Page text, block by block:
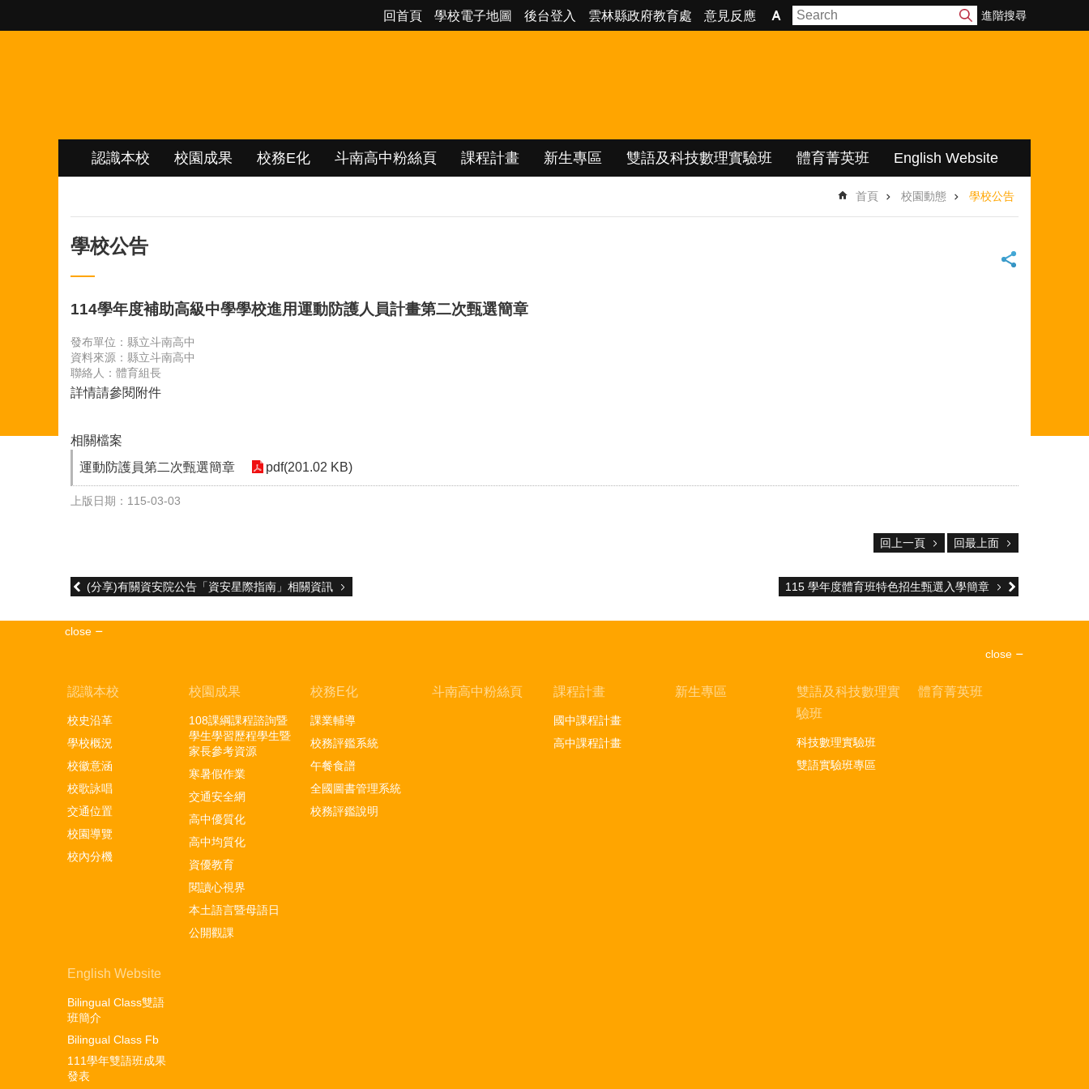
回首頁 學校電子地圖 後台登入 雲林縣政府教育處 意見反應 進階搜尋
認識本校 校園成果 校務E化 斗南高中粉絲頁 課程計畫 新生專區 雙語及科技數理實驗班 體育菁英班 English Website
首頁 校園動態 學校公告
學校公告
114學年度補助高級中學學校進用運動防護人員計畫第二次甄選簡章
發布單位：縣立斗南高中
資料來源：縣立斗南高中
聯絡人：體育組長
詳情請參閱附件
相關檔案
運動防護員第二次甄選簡章
pdf(201.02 KB)
上版日期：115-03-03
回上一頁 回最上面
(分享)有關資安院公告「資安星際指南」相關資訊 115 學年度體育班特色招生甄選入學簡章
close
close
認識本校
校史沿革
學校概況
校徽意涵
校歌詠唱
交通位置
校園導覽
校內分機
校園成果
108課綱課程諮詢暨
學生學習歷程學生暨
家長參考資源
寒暑假作業
交通安全網
高中優質化
高中均質化
資優教育
閱讀心視界
本土語言暨母語日
公開觀課
校務E化
課業輔導
校務評鑑系統
午餐食譜
全國圖書管理系統
校務評鑑說明
斗南高中粉絲頁 課程計畫
國中課程計畫
高中課程計畫
新生專區
雙語及科技數理實
驗班
科技數理實驗班
雙語實驗班專區
體育菁英班
English Website
Bilingual Class雙語
班簡介
Bilingual Class Fb
111學年雙語班成果
發表